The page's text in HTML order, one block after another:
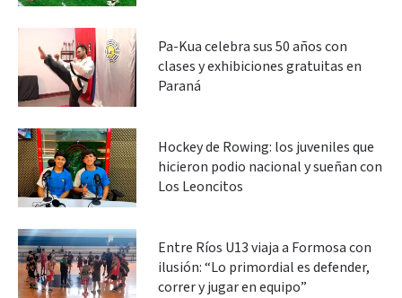
Pa-Kua celebra sus 50 años con
clases y exhibiciones gratuitas en
Paraná
Hockey de Rowing: los juveniles que
hicieron podio nacional y sueñan con
Los Leoncitos
Entre Ríos U13 viaja a Formosa con
ilusión: “Lo primordial es defender,
correr y jugar en equipo”